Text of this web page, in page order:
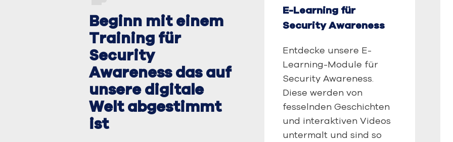
Beginn mit einem
Training für
Security
Awareness das auf
unsere digitale
Welt abgestimmt
ist
E-Learning für
Security Awareness
Entdecke unsere E-
Learning-Module für
Security Awareness.
Diese werden von
fesselnden Geschichten
und interaktiven Videos
untermalt und sind so